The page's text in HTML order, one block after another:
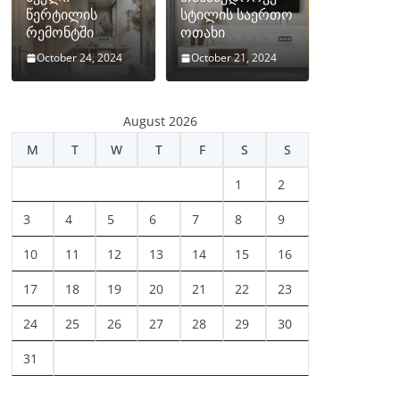
წერტილის
რემონტში
October 24, 2024
სტილის საერთო
ოთახი
October 21, 2024
August 2026
M
T W T F S S
1 2
3 4 5 6 7 8 9
10 11 12 13 14 15 16
17 18 19 20 21 22 23
24 25 26 27 28 29 30
31